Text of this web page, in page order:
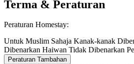
Terma & Peraturan
Peraturan Homestay:
Untuk Muslim Sahaja Kanak-kanak
Dibenarkan Haiwan Tidak Dibenarkan
Peraturan Tambahan